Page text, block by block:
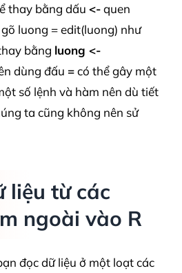
thay bằng dấu <-quen
luong = edit(luong) như
bằng luong <-
dùng đấu =có thể gây một
số lệnh và hàm nên dù tiết
ta cũng không nên sử
liệu từ các
ngoài vào R
đọc dữ liệu ở một loạt các